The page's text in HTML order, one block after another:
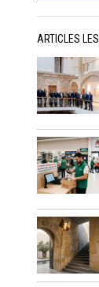
ARTICLES